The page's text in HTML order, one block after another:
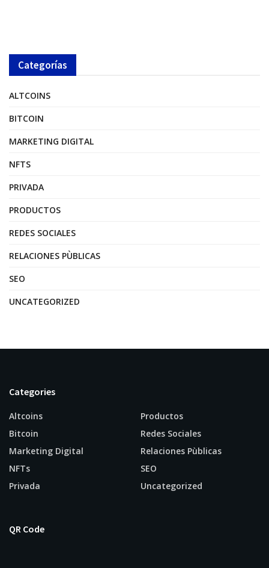
Categorías
ALTCOINS
BITCOIN
MARKETING DIGITAL
NFTS
PRIVADA
PRODUCTOS
REDES SOCIALES
RELACIONES PÙBLICAS
SEO
UNCATEGORIZED
Categories
Altcoins
Bitcoin
Marketing Digital
NFTs
Privada
Productos
Redes Sociales
Relaciones Pùblicas
SEO
Uncategorized
QR Code